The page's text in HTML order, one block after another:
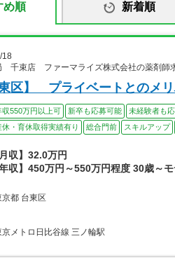
め順 新着順
18
千束店 ファーマライズ株式会社の薬剤師
東区】 プライベートとのメ
収550万円以上可 新卒も応募可能 未経験者も
休・育休取得実績有り
総合門前 スキルアップ
月収】32.0万円
年収】450万円～550万円程度 30歳～
京都 台東区
京メトロ日比谷線 三ノ輪駅